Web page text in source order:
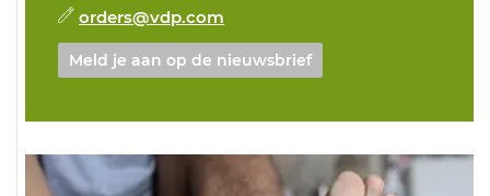
orders@vdp.com
Meld je aan op de nieuwsbrief